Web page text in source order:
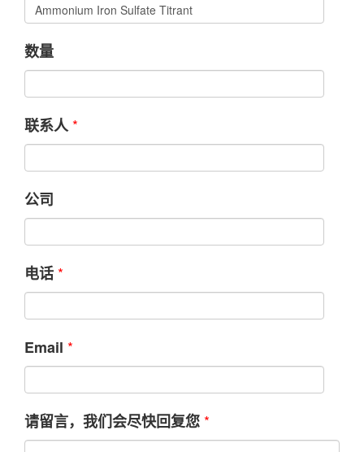
数量
联系人 *
公司
电话 *
Email *
请留言，我们会尽快回复您 *